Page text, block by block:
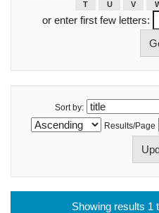
T
U V
or enter first few letters:
Sort by:
Results/Page
Showing results 1